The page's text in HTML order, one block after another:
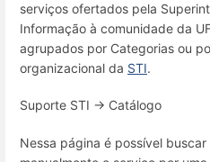
serviços ofertados pela
Informação à comunidade da
agrupados por Categorias ou
organizacional da STI.
Suporte STI → Catálogo
Nessa página é possível